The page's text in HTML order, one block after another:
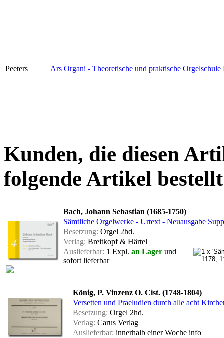
Peeters Ars Organi - Theoretische und praktische Orgelschule
Kunden, die diesen
folgende Artikel
Bach, Johann Sebastian (1685-1750)
Sämtliche Orgelwerke - Urtext - Neuausgabe
Besetzung: Orgel 2hd.
Verlag: Breitkopf & Härtel
Auslieferbar: 1 Expl. an Lager und
sofort lieferbar
König, P. Vinzenz O. Cist. (1748-1804)
Versetten und Praeludien durch alle acht
Besetzung: Orgel 2hd.
Verlag: Carus Verlag
Auslieferbar: innerhalb einer Woche info